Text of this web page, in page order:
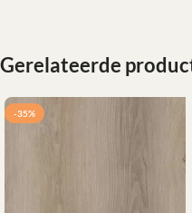
Gerelateerde
-35%